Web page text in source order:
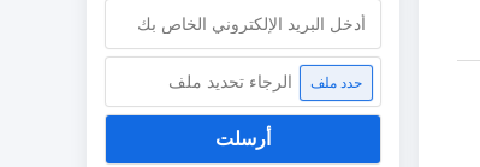
حدد ملف الرجاء تحديد ملف
أرسلت